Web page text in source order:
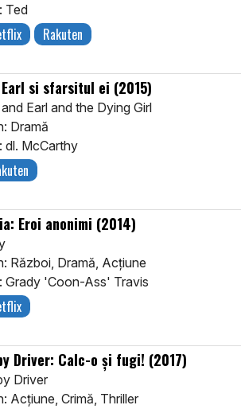
Ted
Rakuten
Earl si sfarsitul ei (2015)
Earl and the Dying Girl
Dramă
dl. McCarthy
Eroi anonimi (2014)
Război, Dramă, Acţiune
Grady 'Coon-Ass' Travis
Driver: Calc-o şi fugi! (2017)
Driver
Acţiune, Crimă, Thriller